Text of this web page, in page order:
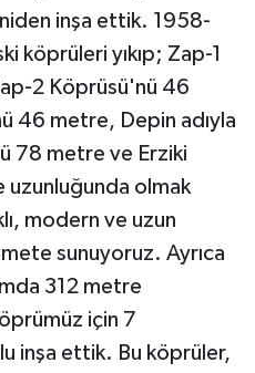
inşa ettik. 1958-
köprüleri yıkıp; Zap-1
2 Köprüsü'nü 46
46 metre, Depin adıyla
78 metre ve Erziki
olmak
modern ve uzun
sunuyoruz. Ayrıca
312 metre
için 7
inşa ettik. Bu köprüler,